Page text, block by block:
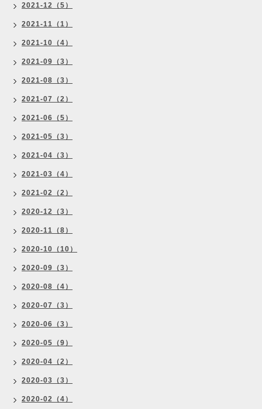
2021-12（5）
2021-11（1）
2021-10（4）
2021-09（3）
2021-08（3）
2021-07（2）
2021-06（5）
2021-05（3）
2021-04（3）
2021-03（4）
2021-02（2）
2020-12（3）
2020-11（8）
2020-10（10）
2020-09（3）
2020-08（4）
2020-07（3）
2020-06（3）
2020-05（9）
2020-04（2）
2020-03（3）
2020-02（4）